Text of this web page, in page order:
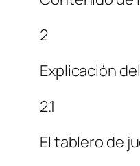
2
Explicación
2.1
El tablero de